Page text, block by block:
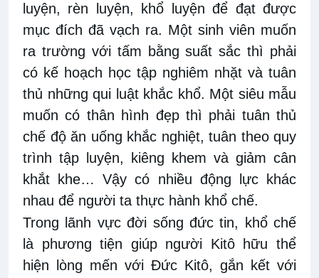
luyện, rèn luyện, khổ luyện để đạt được
mục đích đã vạch ra. Một sinh viên muốn
ra trường với tấm bằng suất sắc thì phải
có kế hoạch học tập nghiêm nhặt và tuân
thủ những qui luật khắc khổ. Một siêu mẫu
muốn có thân hình đẹp thì phải tuân thủ
chế độ ăn uống khắc nghiệt, tuân theo quy
trình tập luyện, kiêng khem và giảm cân
khắt khe… Vậy có nhiều động lực khác
nhau để người ta thực hành khổ chế.
Trong lãnh vực đời sống đức tin, khổ chế
là phương tiện giúp người Kitô hữu thể
hiện lòng mến với Đức Kitô, gắn kết với